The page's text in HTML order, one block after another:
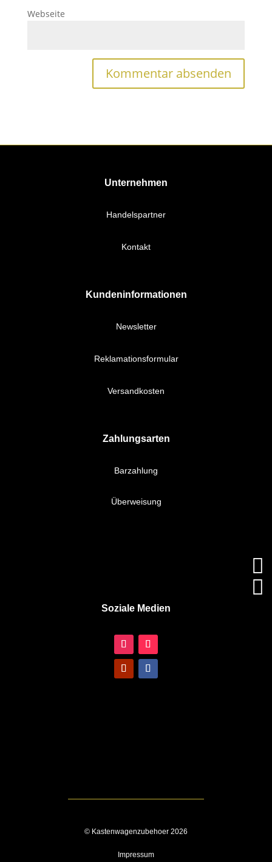
Webseite
Unternehmen
Handelspartner
Kontakt
Kundeninformationen
Newsletter
Reklamationsformular
Versandkosten
Zahlungsarten
Barzahlung
Überweisung
Soziale Medien


© Kastenwagenzubehoer 2026
Impressum